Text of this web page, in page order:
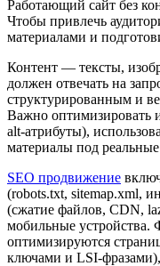
Работающий сайт без
Чтобы привлечь
материалами и
Контент — тексты,
должен отвечать на
структурированным и
Важно оптимизировать
alt-атрибуты),
материалы под
SEO продвижение
(robots.txt, sitemap.xml,
(сжатие файлов, CDN,
мобильные устройства.
оптимизируются
ключами и LSI-фразами),